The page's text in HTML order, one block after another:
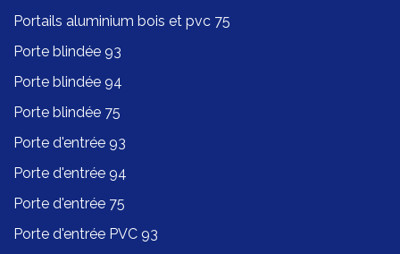
Portails aluminium bois et pvc 75
Porte blindée 93
Porte blindée 94
Porte blindée 75
Porte d'entrée 93
Porte d'entrée 94
Porte d'entrée 75
Porte d'entrée PVC 93